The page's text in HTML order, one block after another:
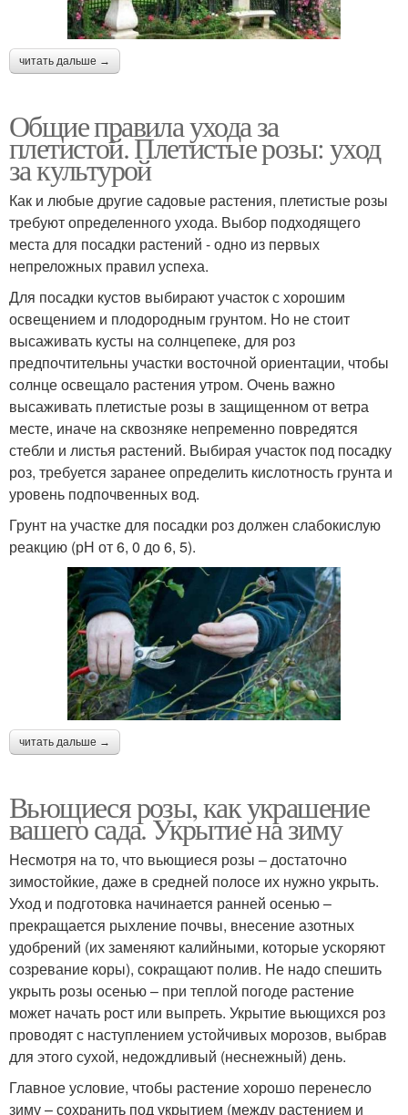
читать дальше →
Общие правила ухода за
плетистой. Плетистые розы: уход
за культурой
Как и любые другие садовые растения, плетистые розы
требуют определенного ухода. Выбор подходящего
места для посадки растений - одно из первых
непреложных правил успеха.
Для посадки кустов выбирают участок с хорошим
освещением и плодородным грунтом. Но не стоит
высаживать кусты на солнцепеке, для роз
предпочтительны участки восточной ориентации, чтобы
солнце освещало растения утром. Очень важно
высаживать плетистые розы в защищенном от ветра
месте, иначе на сквозняке непременно повредятся
стебли и листья растений. Выбирая участок под посадку
роз, требуется заранее определить кислотность грунта и
уровень подпочвенных вод.
Грунт на участке для посадки роз должен слабокислую
реакцию (рН от 6, 0 до 6, 5).
читать дальше →
Вьющиеся розы, как украшение
вашего сада. Укрытие на зиму
Несмотря на то, что вьющиеся розы – достаточно
зимостойкие, даже в средней полосе их нужно укрыть.
Уход и подготовка начинается ранней осенью –
прекращается рыхление почвы, внесение азотных
удобрений (их заменяют калийными, которые ускоряют
созревание коры), сокращают полив. Не надо спешить
укрыть розы осенью – при теплой погоде растение
может начать рост или выпреть. Укрытие вьющихся роз
проводят с наступлением устойчивых морозов, выбрав
для этого сухой, недождливый (неснежный) день.
Главное условие, чтобы растение хорошо перенесло
зиму – сохранить под укрытием (между растением и